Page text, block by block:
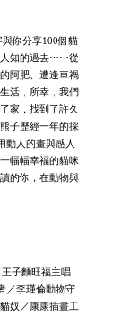
你分享100個貓
人知的過去⋯⋯從
阿肥、遭逢車禍
活，所幸，我們
家，找到了許久
子歷經一年的採
動人的畫與感人
幅幅幸福的貓咪
的你，在動物與
子麵旺福主唱
／李瑾倫動物守
奴／康康插畫工